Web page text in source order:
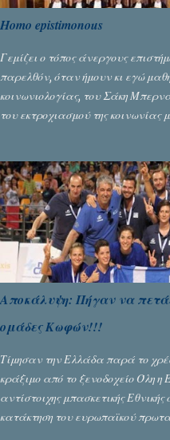
Homo epistimonous
Γεμίζει ο τόπος άνεργους
παρελθόν, όταν ήμουν κι εγώ
κοινωνιολογίας, του Σάκη
του εκτροχιασμού της
Αποκάλυψη: Πήγαν να
ομάδες Κωφών!!!
Τίμησαν την Ελλάδα παρά το
κράξιμο από το ξενοδοχείο Όλη η
αντίστοιχης μπασκετικής
κατάκτηση του ευρωπαϊκού